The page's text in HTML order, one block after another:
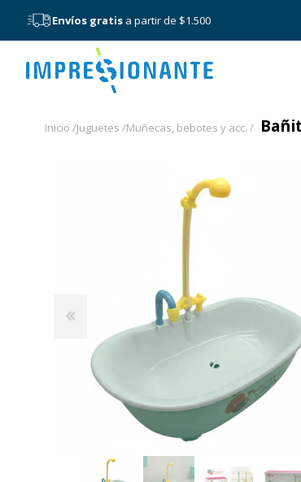
Envíos gratis a partir de $1.500
Menú
Inicio /Juguetes /Muñecas, bebotes y acc. /